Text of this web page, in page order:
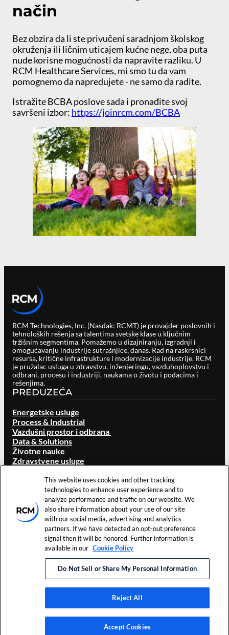
način
Bez obzira da li ste privučeni saradnjom školskog
okruženja ili ličnim uticajem kućne nege, oba puta
nude korisne mogućnosti da napravite razliku. U
RCM Healthcare Services, mi smo tu da vam
pomognemo da napredujete - ne samo da radite.
Istražite BCBA poslove sada i pronađite svoj
savršeni izbor: https://joinrcm.com/BCBA
RCM Technologies, Inc. (Nasdak: RCMT) je provajder poslovnih i
tehnoloških rešenja sa talentima svetske klase u ključnim
tržišnim segmentima. Pomažemo u dizajniranju, izgradnji i
omogućavanju industrije sutrašnjice, danas. Rad na raskrsnici
resursa, kritične infrastrukture i modernizacije industrije, RCM
je pružalac usluga u zdravstvu, inženjeringu, vazduhoplovstvu i
odbrani, procesu i industriji, naukama o životu i podacima i
rešenjima.
PREDUZEĆA
Energetske usluge
Process & Industrial
Vazdušni prostor i odbrana
Data & Solutions
Životne nauke
Zdravstvene usluge
Naš brend
Lokacije
Karijere
Investitori
Vesti i događaji
Kontaktirajte nas
LinkedIn
This website uses cookies and other tracking
technologies to enhance user experience and to
analyze performance and traffic on our website. We
also share information about your use of our site
with our social media, advertising and analytics
partners. If we have detected an opt-out preference
signal then it will be honored. Further information is
available in our Cookie Policy
Do Not Sell or Share My Personal Information
Reject All
Accept Cookies